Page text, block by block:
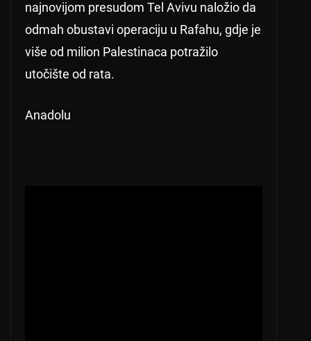
najnovijom presudom Tel Avivu naložio da
odmah obustavi operaciju u Rafahu, gdje je
više od milion Palestinaca potražilo
utočište od rata.
Anadolu